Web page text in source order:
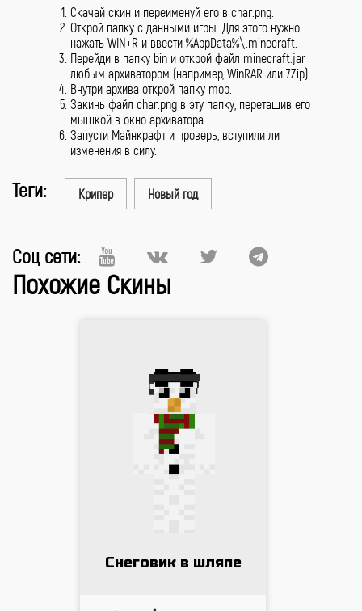
Скачай скин и переименуй его в char.png.
Открой папку с данными игры. Для этого нужно
нажать WIN+R и ввести %AppData%\.minecraft.
Перейди в папку bin и открой файл minecraft.jar
любым архиватором (например, WinRAR или 7Zip).
Внутри архива открой папку mob.
Закинь файл char.png в эту папку, перетащив его
мышкой в окно архиватора.
Запусти Майнкрафт и проверь, вступили ли
изменения в силу.
Теги: Крипер Новый год
Соц сети:
Похожие Скины
Снеговик в шляпе